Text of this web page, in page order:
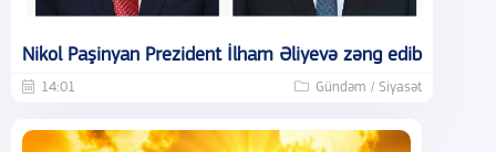
Nikol Paşinyan Prezident İlham Əliyevə zəng edib
14:01 Gündəm / Siyasət